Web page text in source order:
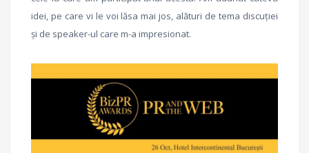
idei, pe care vi le voi lăsa mai jos, alături de tema discuției
și de speaker-ul care m-a impresionat.